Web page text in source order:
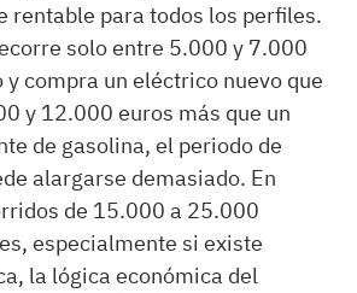
rentable para todos los perfiles.
solo entre 5.000 y 7.000
compra un eléctrico nuevo que
y 12.000 euros más que un
de gasolina, el periodo de
alargarse demasiado. En
de 15.000 a 25.000
especialmente si existe
la lógica económica del